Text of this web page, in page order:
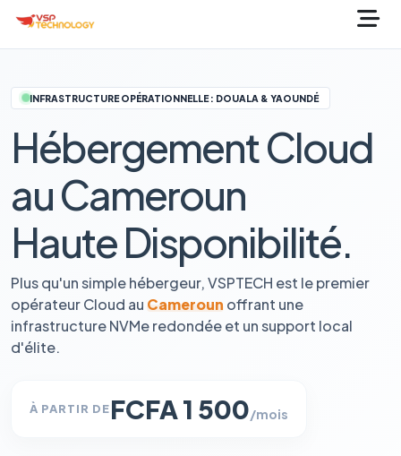
INFRASTRUCTURE OPÉRATIONNELLE : DOUALA & YAOUNDÉ
Hébergement Cloud
au Cameroun
Haute Disponibilité.
Plus qu'un simple hébergeur, VSPTECH est le premier
opérateur Cloud au Cameroun offrant une
infrastructure NVMe redondée et un support local
d'élite.
À PARTIR DEFCFA 1 500/mois